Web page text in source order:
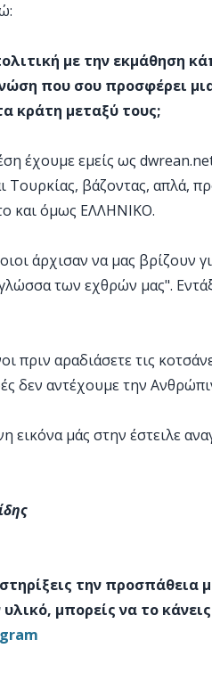
με την εκμάθηση
που σου προσφέρει
κράτη μεταξύ τους;
έχουμε εμείς ως
Τουρκίας, βάζοντας, απλά,
και όμως ΕΛΛΗΝΙΚΟ.
άρχισαν να μας βρίζουν
των εχθρών μας".
πριν αραδιάσετε τις
δεν αντέχουμε την
εικόνα μάς στην έστειλε
την προσπάθεια
μπορείς να το